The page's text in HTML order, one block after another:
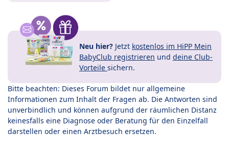
Neu hier? Jetzt kostenlos im HiPP Mein
BabyClub registrieren und deine Club-
Vorteile sichern.
Bitte beachten: Dieses Forum bildet nur allgemeine
Informationen zum Inhalt der Fragen ab. Die Antworten sind
unverbindlich und können aufgrund der räumlichen Distanz
keinesfalls eine Diagnose oder Beratung für den Einzelfall
darstellen oder einen Arztbesuch ersetzen.